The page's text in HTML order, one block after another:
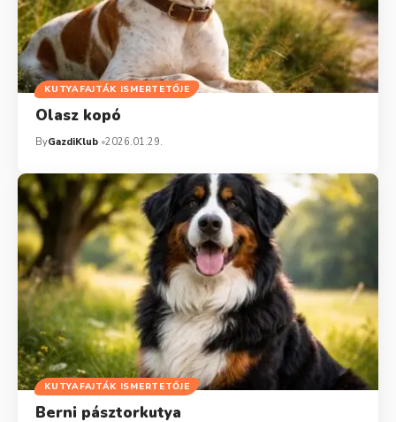
KUTYAFAJTÁK ISMERTETŐJE
Olasz kopó
ByGazdiKlub 2026.01.29.
KUTYAFAJTÁK ISMERTETŐJE
Berni pásztorkutya